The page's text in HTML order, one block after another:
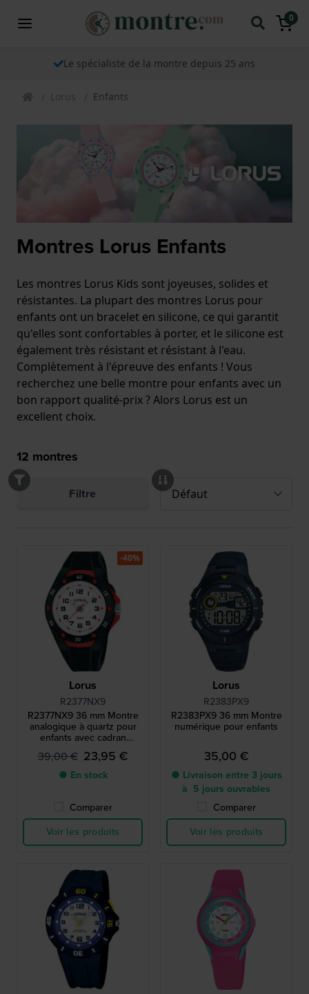
0
Le spécialiste de la montre depuis 25 ans
Lorus Enfants
Montres Lorus Enfants
Les montres Lorus Kids sont joyeuses, solides et
résistantes. La plupart des montres Lorus pour
enfants ont un bracelet en silicone, ce qui garantit
qu'elles sont confortables à porter, et le silicone est
également très résistant et résistant à l'eau.
Complètement à l'épreuve des enfants ! Vous
recherchez une belle montre pour enfants avec un
bon rapport qualité-prix ? Alors Lorus est un
excellent choix.
12 montres
Filtre
Lorus
R2377NX9
R2377NX9 36 mm Montre
analogique à quartz pour
enfants avec cadran
rétroéclairé
39,00 € 23,95 €
● En stock
Comparer
Voir les produits
-40%
Lorus
R2383PX9
R2383PX9 36 mm Montre
numérique pour enfants
35,00 €
● Livraison entre 3 jours
à 5 jours ouvrables
Comparer
Voir les produits